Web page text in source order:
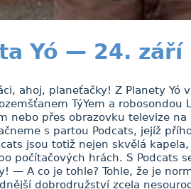
Yó — 24. září
ahoj, planeťačky! Z Planety Yó
TýYem a
nebo přes obrazovku televize
s partou Podcats, jejíž
jsou totiž nejen skvělá
počítačových hrách. S Podcats
— A co je tohle? Tohle, že je
dobrodružství zcela